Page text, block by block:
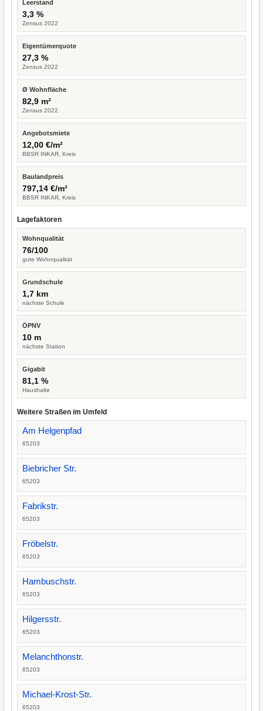
Leerstand
3,3 %
Zensus 2022
Eigentümerquote
27,3 %
Zensus 2022
Ø Wohnfläche
82,9 m²
Zensus 2022
Angebotsmiete
12,00 €/m²
BBSR INKAR, Kreis
Baulandpreis
797,14 €/m²
BBSR INKAR, Kreis
Lagefaktoren
Wohnqualität
76/100
gute Wohnqualität
Grundschule
1,7 km
nächste Schule
ÖPNV
10 m
nächste Station
Gigabit
81,1 %
Haushalte
Weitere Straßen im Umfeld
Am Helgenpfad
65203
Biebricher Str.
65203
Fabrikstr.
65203
Fröbelstr.
65203
Hambuschstr.
65203
Hilgersstr.
65203
Melanchthonstr.
65203
Michael-Krost-Str.
65203